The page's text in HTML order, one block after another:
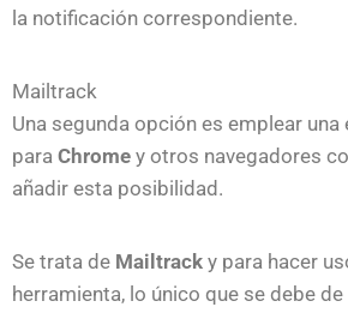
la notificación correspondiente.
Mailtrack
Una segunda opción es emplear una
para Chrome y otros navegadores
añadir esta posibilidad.
Se trata de Mailtrack y para hacer
herramienta, lo único que se debe de